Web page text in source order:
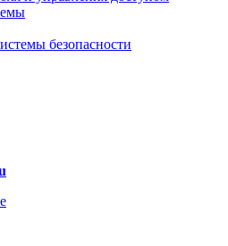
безопасности